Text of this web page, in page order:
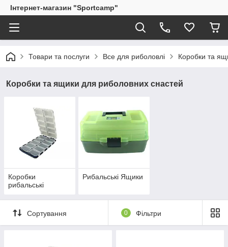
Інтернет-магазин "Sportcamp"
Товари та послуги Все для риболовлі Коробки та
Коробки та ящики для риболовних снастей
Коробки
рибальські
Рибальські Ящики
Сортування 0 Фільтри